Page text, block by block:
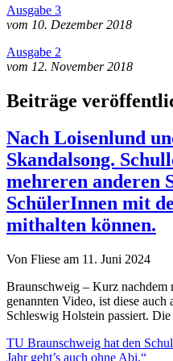
Ausgabe 3
vom 10. Dezember 2018
Ausgabe 2
vom 12. November 2018
Beiträge
Nach Loisenlund
Skandalsong.
mehreren anderen
SchülerInnen mit
mithalten können.
Von Fliese am 11. Juni 2024
Braunschweig – Kurz
genannten Video, ist diese
Schleswig Holstein passiert.
TU Braunschweig hat den
Jahr geht’s auch ohne Abi.“